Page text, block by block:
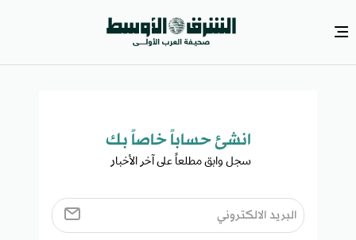
انشئ حساباً خاصاً بك​
سجل وابق مطلعاً على آخر الأخبار ​